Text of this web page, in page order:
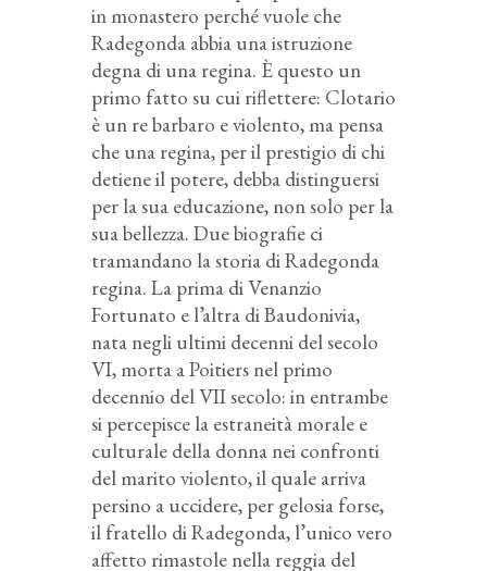
in monastero perché vuole che
Radegonda abbia una istruzione
degna di una regina. È questo un
primo fatto su cui riflettere: Clotario
è un re barbaro e violento, ma pensa
che una regina, per il prestigio di chi
detiene il potere, debba distinguersi
per la sua educazione, non solo per la
sua bellezza. Due biografie ci
tramandano la storia di Radegonda
regina. La prima di Venanzio
Fortunato e l’altra di Baudonivia,
nata negli ultimi decenni del secolo
VI, morta a Poitiers nel primo
decennio del VII secolo: in entrambe
si percepisce la estraneità morale e
culturale della donna nei confronti
del marito violento, il quale arriva
persino a uccidere, per gelosia forse,
il fratello di Radegonda, l’unico vero
affetto rimastole nella reggia del